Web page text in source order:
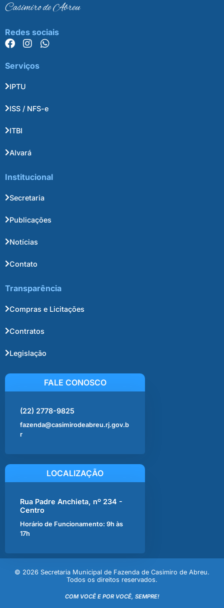
Casimiro de Abreu
Redes sociais
Serviços
IPTU
ISS / NFS-e
ITBI
Alvará
Institucional
Secretaria
Publicações
Notícias
Contato
Transparência
Compras e Licitações
Contratos
Legislação
FALE CONOSCO
(22) 2778-9825
fazenda@casimirodeabreu.rj.gov.b
r
LOCALIZAÇÃO
Rua Padre Anchieta, nº 234 -
Centro
Horário de Funcionamento: 9h às
17h
© 2026 Secretaria Municipal de Fazenda de Casimiro de Abreu.
Todos os direitos reservados.
COM VOCÊ E POR VOCÊ, SEMPRE!